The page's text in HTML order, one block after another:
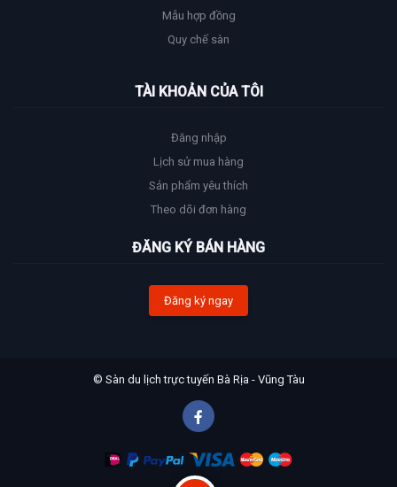
Mẫu hợp đồng
Quy chế sàn
TÀI KHOẢN CỦA TÔI
Đăng nhập
Lịch sử mua hàng
Sản phẩm yêu thích
Theo dõi đơn hàng
ĐĂNG KÝ BÁN HÀNG
Đăng ký ngay
© Sàn du lịch trực tuyến Bà Rịa - Vũng Tàu